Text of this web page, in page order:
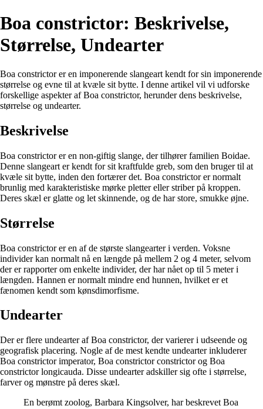
Boa constrictor: Beskrivelse,
Størrelse, Undearter
Boa constrictor er en imponerende slangeart kendt for sin imponerende
størrelse og evne til at kvæle sit bytte. I denne artikel vil vi udforske
forskellige aspekter af Boa constrictor, herunder dens beskrivelse,
størrelse og undearter.
Beskrivelse
Boa constrictor er en non-giftig slange, der tilhører familien Boidae.
Denne slangeart er kendt for sit kraftfulde greb, som den bruger til at
kvæle sit bytte, inden den fortærer det. Boa constrictor er normalt
brunlig med karakteristiske mørke pletter eller striber på kroppen.
Deres skæl er glatte og let skinnende, og de har store, smukke øjne.
Størrelse
Boa constrictor er en af de største slangearter i verden. Voksne
individer kan normalt nå en længde på mellem 2 og 4 meter, selvom
der er rapporter om enkelte individer, der har nået op til 5 meter i
længden. Hannen er normalt mindre end hunnen, hvilket er et
fænomen kendt som kønsdimorfisme.
Undearter
Der er flere undearter af Boa constrictor, der varierer i udseende og
geografisk placering. Nogle af de mest kendte undearter inkluderer
Boa constrictor imperator, Boa constrictor constrictor og Boa
constrictor longicauda. Disse undearter adskiller sig ofte i størrelse,
farver og mønstre på deres skæl.
En berømt zoolog, Barbara Kingsolver, har beskrevet Boa